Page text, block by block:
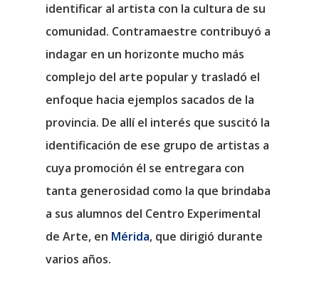
identificar al artista con la cultura de su
comunidad. Contramaestre contribuyó a
indagar en un horizonte mucho más
complejo del arte popular y trasladó el
enfoque hacia ejemplos sacados de la
provincia. De allí el interés que suscitó la
identificación de ese grupo de artistas a
cuya promoción él se entregara con
tanta generosidad como la que brindaba
a sus alumnos del Centro Experimental
de Arte, en Mérida, que dirigió durante
varios años.